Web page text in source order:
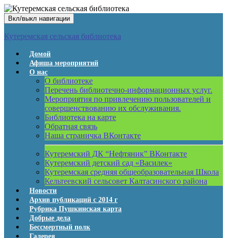
Вкл/выкл навигации
Кутеремская сельская библиотека
Домой
Афиша мероприятий
О нас
О библиотеке
Перечень библиотечно-информационных услуг.
Мероприятия по привлечению пользователей и
совершенствованию их обслуживания.
Библиотека на карте
Обратная связь
Наша страничка ВКонтакте
Кутеремский ДК “Нефтяник” ВКонтакте
Кутеремский детский сад «Василек»
Кутеремская средняя общеобразовательная Школа
Кельтеевский сельсовет Калтасинского района
Новости
Архив публикаций с 2014 г
Рубрика Пушкинская карта
Добрые дела
Бессмертный полк
Галерея